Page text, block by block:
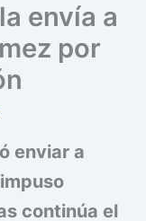
envía a
por
enviar a
continúa el